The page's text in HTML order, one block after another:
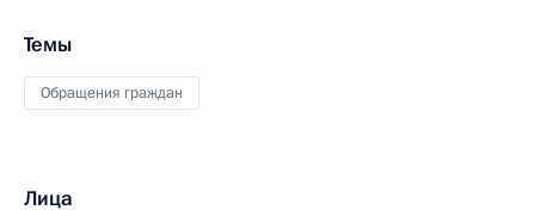
Темы
Обращения граждан
Лица